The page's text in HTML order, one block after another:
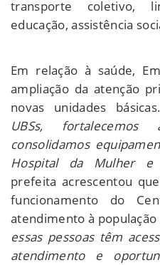
transporte coletivo,
educação, assistência
Em relação à saúde,
ampliação da atenção
novas unidades
UBSs,
consolidamos
Hospital da Mulher e
prefeita acrescentou
funcionamento do
atendimento à população
essas pessoas têm
atendimento e